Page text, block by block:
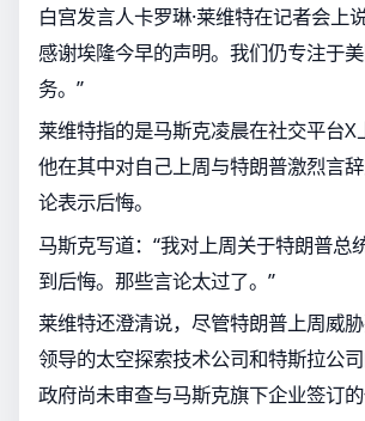
白宫发言人卡罗琳·莱维特在记者会上
感谢埃隆今早的声明。我们仍专注于
务。”
莱维特指的是马斯克凌晨在社交平台X
他在其中对自己上周与特朗普激烈言
论表示后悔。
马斯克写道：“我对上周关于特朗普总
到后悔。那些言论太过了。”
莱维特还澄清说，尽管特朗普上周威
领导的太空探索技术公司和特斯拉公
政府尚未审查与马斯克旗下企业签订的